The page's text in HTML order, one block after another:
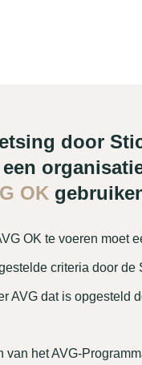
door
een
OK
OK te voeren moet
criteria door de
AVG dat is opgesteld
van het AVG-